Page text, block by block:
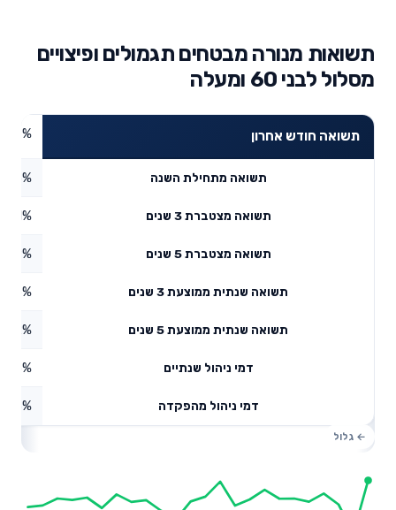
תשואות מנורה מבטחים תגמולים ופיצויים
מסלול לבני 60 ומעלה
תשואה חודש אחרון
תשואה מתחילת השנה
תשואה מצטברת 3 שנים
תשואה מצטברת 5 שנים
תשואה שנתית ממוצעת 3 שנים
תשואה שנתית ממוצעת 5 שנים
דמי ניהול שנתיים
דמי ניהול מהפקדה 0.13%